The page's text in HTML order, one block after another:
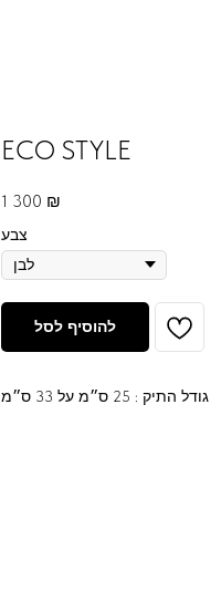
ECO STYLE
1 300 ₪
צבע
להוסיף לסל
גודל התיק : 25 ס״מ על 33 ס״מ